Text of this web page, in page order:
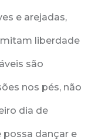
e arejadas,
liberdade
são
nos pés, não
dia de
possa dançar e